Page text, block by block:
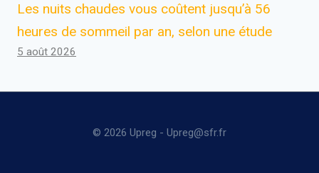
Les nuits chaudes vous coûtent jusqu’à 56
heures de sommeil par an, selon une étude
5 août 2026
© 2026 Upreg - Upreg@sfr.fr